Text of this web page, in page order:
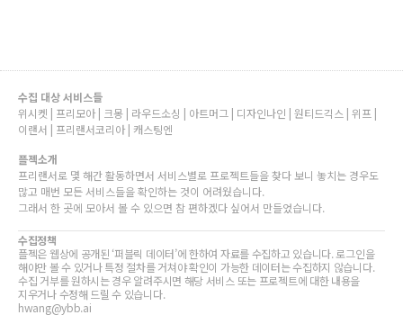
수집 대상 서비스들
위시켓 | 프리모아 | 크몽 | 라우드소싱 | 아트머그 | 디자인나인 | 원티드긱스 | 위프 |
이랜서 | 프리랜서코리아 | 캐스팅엔
플젝소개
프리랜서로 몇 해간 활동하면서 서비스별로 프로젝트들을 찾다 보니 놓치는 경우도
많고 매번 모든 서비스들을 확인하는 것이 어려웠습니다.
그래서 한 곳에 모아서 볼 수 있으면 참 편하겠다 싶어서 만들었습니다.
수집정책
플젝은 웹상에 공개된 ‘퍼블릭 데이터’에 한하여 자료를 수집하고 있습니다. 로그인을
해야만 볼 수 있거나 특정 절차를 거쳐야 확인이 가능한 데이터는 수집하지 않습니다.
수집 거부를 원하시는 경우 알려주시면 해당 서비스 또는 프로젝트에 대한 내용을
지우거나 수정해 드릴 수 있습니다.
hwang@ybb.ai